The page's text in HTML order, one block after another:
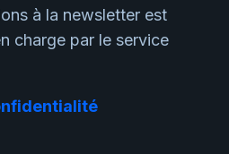
à la newsletter est
charge par le service